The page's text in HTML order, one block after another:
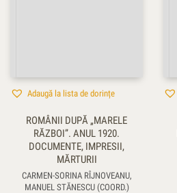
Adaugă la lista de dorințe
ROMÂNII DUPĂ „MARELE
RĂZBOI”. ANUL 1920.
DOCUMENTE, IMPRESII,
MĂRTURII
CARMEN-SORINA RÎJNOVEANU,
MANUEL STĂNESCU (COORD.)